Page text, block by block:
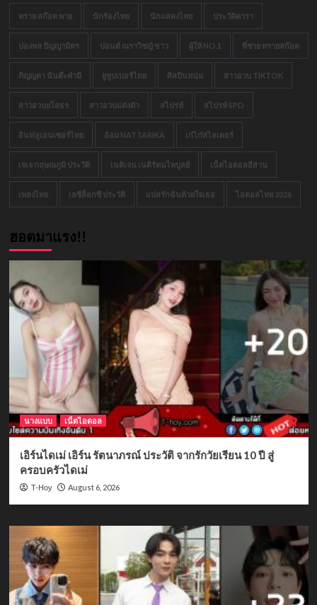
ทราย สก๊อต พาย นักร้องไทย นักแสดงไทย ประวัติดารา
ปองพล ปัญญามิตร ปอนด์ ณราวิชญ์ ข่าว ผู้ให้ NO.1 พี่ชาย ทรายสก๊อต
ภิญญดา นันต๊ะคำมี ยูทูบเบอร์ไทย ศิลปินหนุ่ม สาวอวบ TIKTOK
สาวอวบยโสธร สาวอวบแต่งตัว สไปรท์ สไปรท์ SPD
อินฟลูเอนเซอร์ไทย อ้อม NATTARIKA เก๋ไก๋สไลเดอร์
เจเจ กฤษณภูมิ ประวัติ เนติเจน เนติรัตนไพบูลย์ เน็ตไอดอลอีสาน
เพลงไทย เลซีล็อกซี ประวัติ แปลรักฉันด้วยใจเธอ ไอดอลไทย 2026
ฮอตมาแรง!!
นางแบบ เน็ตไอดอล
เอิร์นไดเม่ เอิร์น รัตนาภรณ์ ประวัติ จากรักวัยเรียน 10 ปี สู่
ครอบครัวไดเม่
T-Hoy August 6, 2026